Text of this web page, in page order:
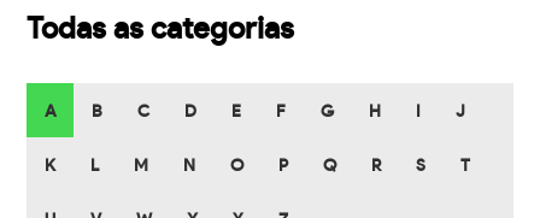
Todas as categorias
A B C D E F G H J
K L M N O P Q R S T